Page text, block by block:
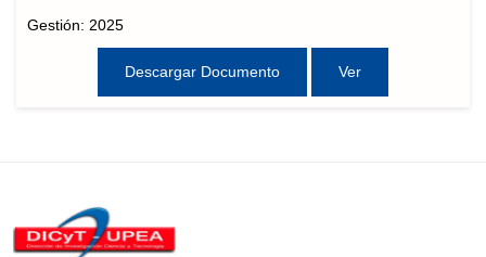
Gestión: 2025
Descargar Documento Ver